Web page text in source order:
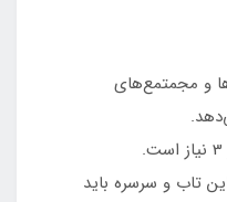
و مجمتمع‌های
تاب و سرسره باید